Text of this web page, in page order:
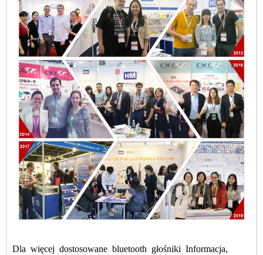
Dla więcej dostosowane bluetooth głośniki Informacja,